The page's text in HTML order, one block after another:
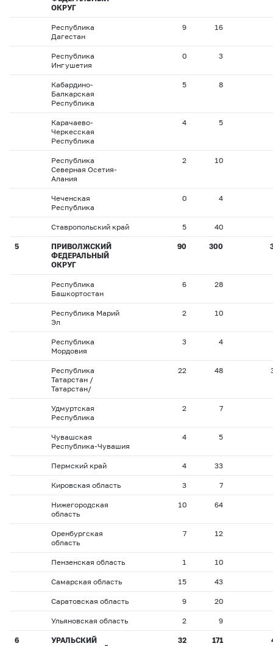
ОКРУГ
Республика
Дагестан
9 16
Республика
Ингушетия
0 3
Кабардино-
Балкарская
Республика
5 8
Карачаево-
Черкесская
Республика
4 5
Республика
Северная Осетия-
Алания
2 10
Чеченская
Республика
0 4
Ставропольский край 5 40
5
ПРИВОЛЖСКИЙ
ФЕДЕРАЛЬНЫЙ
ОКРУГ
90 300
Республика
Башкортостан
6 28
Республика Марий
Эл
2 10
Республика
Мордовия
3 4
Республика
Татарстан /
Татарстан/
22 48
Удмуртская
Республика
2 7
Чувашская
Республика-Чувашия
4 5
Пермский край 4 33
Кировская область 3 7
Нижегородская
область
10 64
Оренбургская
область
7 12
Пензенская область 1 10
Самарская область 15 43
Саратовская область 9 20
Ульяновская область 2 9
6
УРАЛЬСКИЙ
32 171